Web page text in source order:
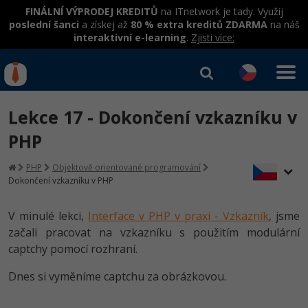
FINÁLNÍ VÝPRODEJ KREDITŮ na ITnetwork je tady. Využij
poslední šanci a získej až 80 % extra kreditů ZDARMAna náš
interaktivní e-learning. Zjisti více:
Workshopy zdarma
Datová analýza v praxi
Školení
Základy programování
Školení dle technologií
C# .NET
Kurzy IT profesí
Junior programátor
Programátor WWW aplikací
Senior programátor
Front-end developer
Jak začít?
Java -80%
-80%
Přihlásit se | Registrovat
Lekce 17 - Dokončení vzkazníku v
PHP
PHP
Objektově orientované programování
Dokončení vzkazníku v PHP
V minulé lekci, Interface v PHP v praxi - Vzkazník, jsme
začali pracovat na vzkazníku s použitím modulární
captchy pomocí rozhraní.
Dnes si vyměníme captchu za obrázkovou.